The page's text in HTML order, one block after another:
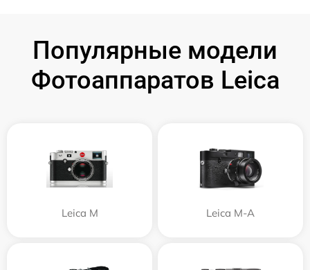
Популярные модели
Фотоаппаратов Leica
Leica M Leica M-A